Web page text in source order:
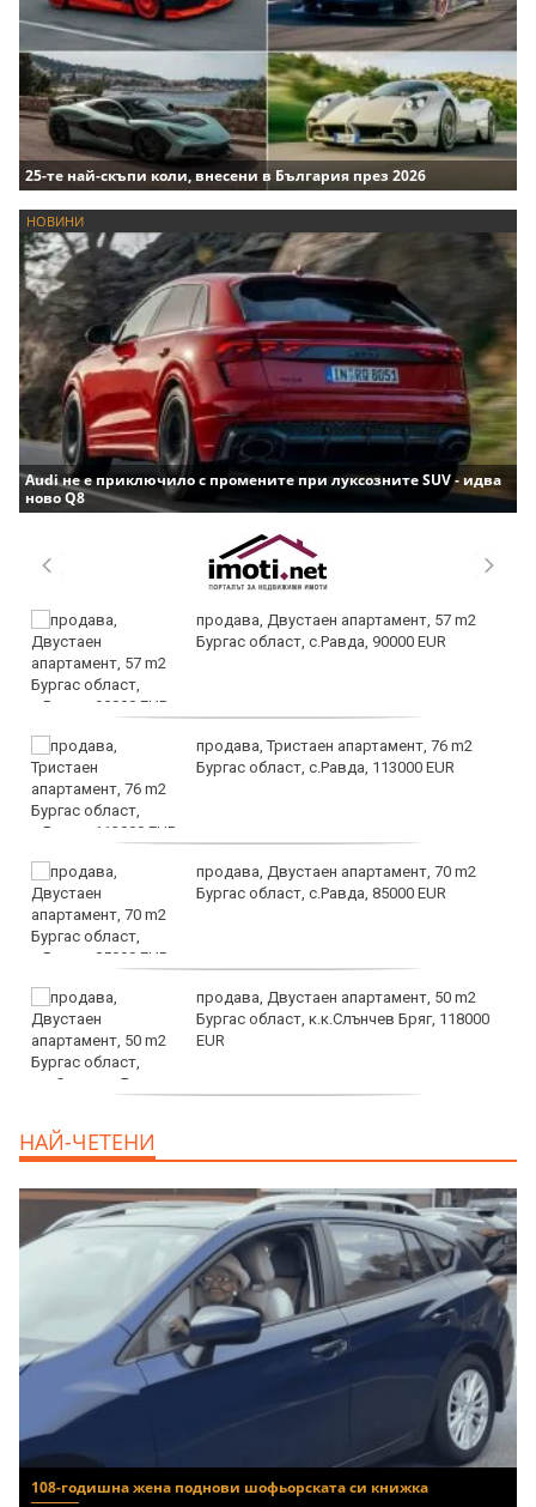
25-те най-скъпи коли, внесени в България през 2026
НОВИНИ
Audi не е приключило с промените при луксозните SUV - идва
ново Q8
продава, Двустаен апартамент, 57 m2
Бургас област, с.Равда, 90000 EUR
продава, Тристаен апартамент, 76 m2
Бургас област, с.Равда, 113000 EUR
продава, Двустаен апартамент, 70 m2
Бургас област, с.Равда, 85000 EUR
продава, Двустаен апартамент, 50 m2
Бургас област, к.к.Слънчев Бряг, 118000
EUR
НАЙ-ЧЕТЕНИ
108-годишна жена поднови шофьорската си книжка